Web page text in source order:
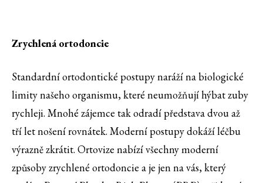
Zrychlená ortodoncie
Standardní ortodontické postupy naráží na biologické
limity našeho organismu, které neumožňují hýbat zuby
rychleji. Mnohé zájemce tak odradí představa dvou až
tří let nošení rovnátek. Moderní postupy dokáží léčbu
výrazně zkrátit. Ortovize nabízí všechny moderní
způsoby zrychlené ortodoncie a je jen na vás, který